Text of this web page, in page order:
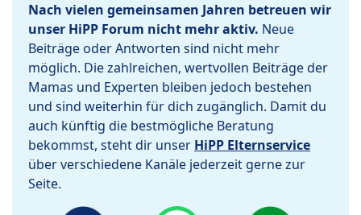
Nach vielen gemeinsamen Jahren betreuen wir
unser HiPP Forum nicht mehr aktiv. Neue
Beiträge oder Antworten sind nicht mehr
möglich. Die zahlreichen, wertvollen Beiträge der
Mamas und Experten bleiben jedoch bestehen
und sind weiterhin für dich zugänglich. Damit du
auch künftig die bestmögliche Beratung
bekommst, steht dir unser HiPP Elternservice
über verschiedene Kanäle jederzeit gerne zur
Seite.